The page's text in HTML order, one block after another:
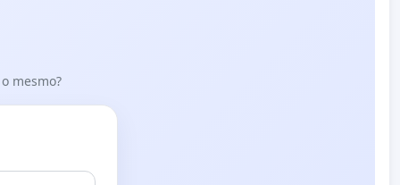
mesmo?